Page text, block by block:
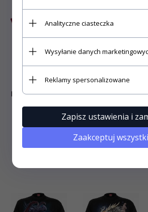
Dragon Blossom
159,99zł
Koszulka ze
Dragon Scales -
159,99zł
Analityczne ciasteczka
Wysyłanie danych
Reklamy spersonalizowane
Zapisz ustawienia i
Zaakceptuj